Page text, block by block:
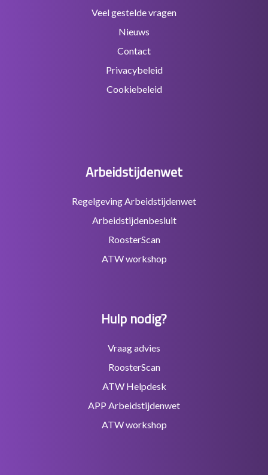
Veel gestelde vragen
Nieuws
Contact
Privacybeleid
Cookiebeleid
Arbeidstijdenwet
Regelgeving Arbeidstijdenwet
Arbeidstijdenbesluit
RoosterScan
ATW workshop
Hulp nodig?
Vraag advies
RoosterScan
ATW Helpdesk
APP Arbeidstijdenwet
ATW workshop